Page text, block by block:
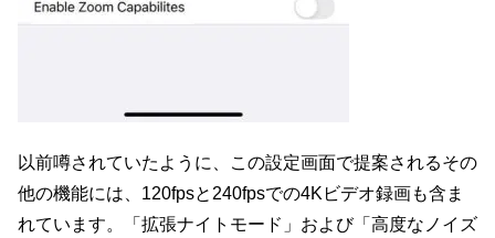
以前噂されていたように、この設定画面で提案されるその
他の機能には、120fpsと240fpsでの4Kビデオ録画も含ま
れています。「拡張ナイトモード」および「高度なノイズ